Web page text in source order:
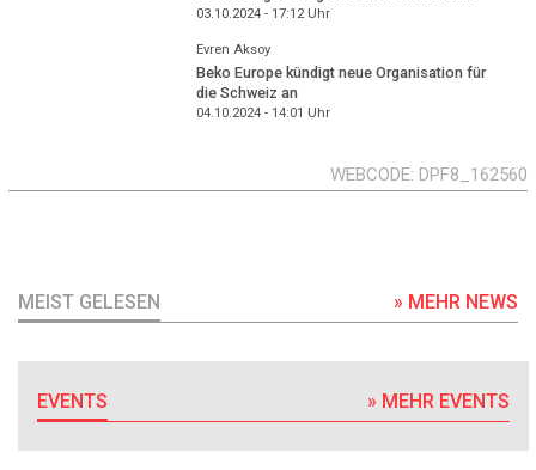
03.10.2024 - 17:12Uhr
Evren Aksoy
Beko Europe kündigt neue Organisation für
die Schweiz an
04.10.2024 - 14:01 Uhr
WEBCODE DPF8_162560
MEIST GELESEN » MEHR NEWS
EVENTS » MEHR EVENTS